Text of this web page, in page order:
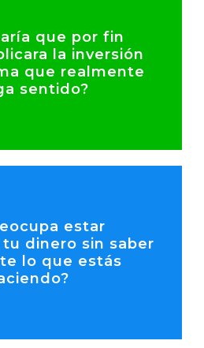
que por fin
la inversión
que realmente
sentido?
simples y
sin relleno, sin
jerga.
estar
dinero sin saber
lo que estás
y comenzar a
propósito.